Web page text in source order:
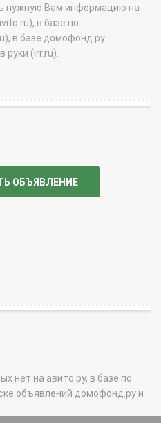
нужную Вам информацию на
в базе по
в базе домофонд.ру
руки (irr.ru).
ОБЪЯВЛЕНИЕ
нет на авито.ру, в базе по
объявлений домофонд.ру и